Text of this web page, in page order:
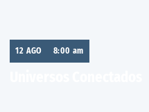
12 AGO 8:00 am